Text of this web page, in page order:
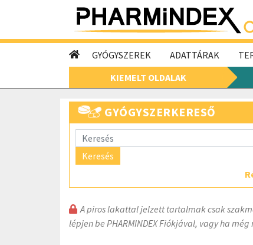
GYÓGYSZEREK ADATTÁRAK
KIEMELT OLDALAK
GYÓGYSZERKERESŐ
Keresés
A piros lakattal jelzett tartalmak csak
lépjen be PHARMINDEX Fiókjával, vagy ha